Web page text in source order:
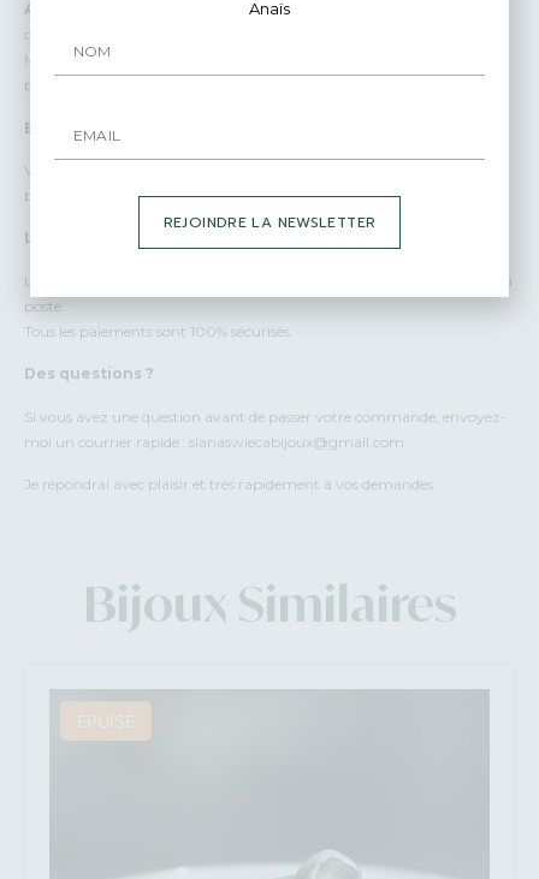
Accumulables :
Combinez et superposez les bagues pour créer des
compositions uniques qui reflètent votre style et votre personnalité.
Mix & Match : Associez les différentes textures, formes et matériaux
pour un look personnalisé et sophistiqué.
Emballage :
Vos bijoux sont emballés avec beaucoup d’amour et de soin dans des
boîtes cadeaux. Je peux écrire un petit mot personnalisé pour vous.
Livraisons :
La livraison est comprise dans le prix du bijou pour un envoi suivi par la
poste.
Tous les paiements sont 100% sécurisés.
Des questions ?
Si vous avez une question avant de passer votre commande, envoyez-
moi un courrier rapide : sianaswiecabijoux@gmail.com
Je répondrai avec plaisir et très rapidement à vos demandes.
Bijoux Similaires
ÉPUISÉ
Anaïs
REJOINDRE LA NEWSLETTER